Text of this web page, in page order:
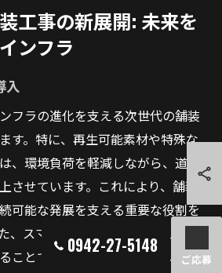
工事の新展開: 未来を
ンフラ
入
フラの進化を支える次世代の舗装
す。特に、再生可能素材や特殊な
、環境負荷を軽減しながら、道路
させています。これにより、舗装
可能な発展を支える重要な役割を
、スマートシティ化を見据え、セ
ことで、交通の流れをリアルタイ
0942-27-5148
ご応募